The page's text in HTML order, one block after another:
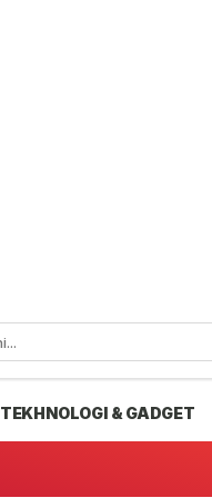
TEKHNOLOGI & GADGET